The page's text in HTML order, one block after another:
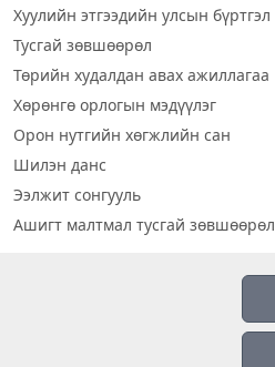
Хуулийн этгээдийн улсын бүртгэл
Тусгай зөвшөөрөл
Төрийн худалдан авах ажиллагаа
Хөрөнгө орлогын мэдүүлэг
Орон нутгийн хөгжлийн сан
Шилэн данс
Ээлжит сонгууль
Ашигт малтмал тусгай зөвшөөрөл